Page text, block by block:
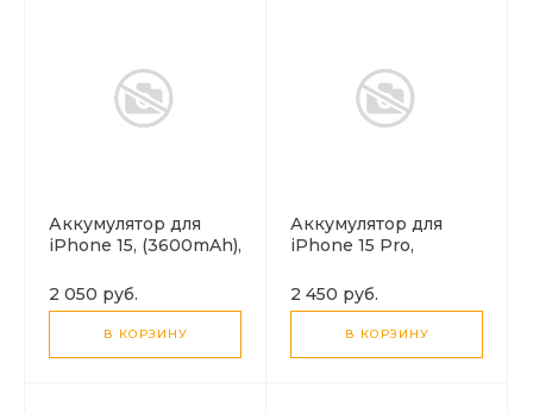
Аккумулятор для
iPhone 15, (3600mAh),
2 050 руб.
В КОРЗИНУ
Аккумулятор для
iPhone 15 Pro,
J112 Pro
2 450 руб.
В КОРЗИНУ